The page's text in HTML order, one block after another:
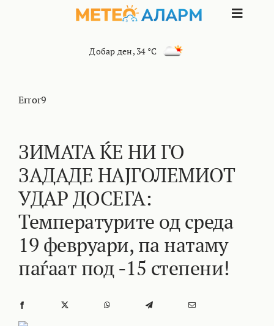
Toggle
ИНТЕРЕСНО
КОНТАКТ
МАРКЕТИНГ
Добар ден, 34 °C
Error9
ЗИМАТА ЌЕ НИ ГО
ЗАДАДЕ НАЈГОЛЕМИОТ
УДАР ДОСЕГА:
Температурите од среда
19 февруари, па натаму
паѓаат под -15 степени!